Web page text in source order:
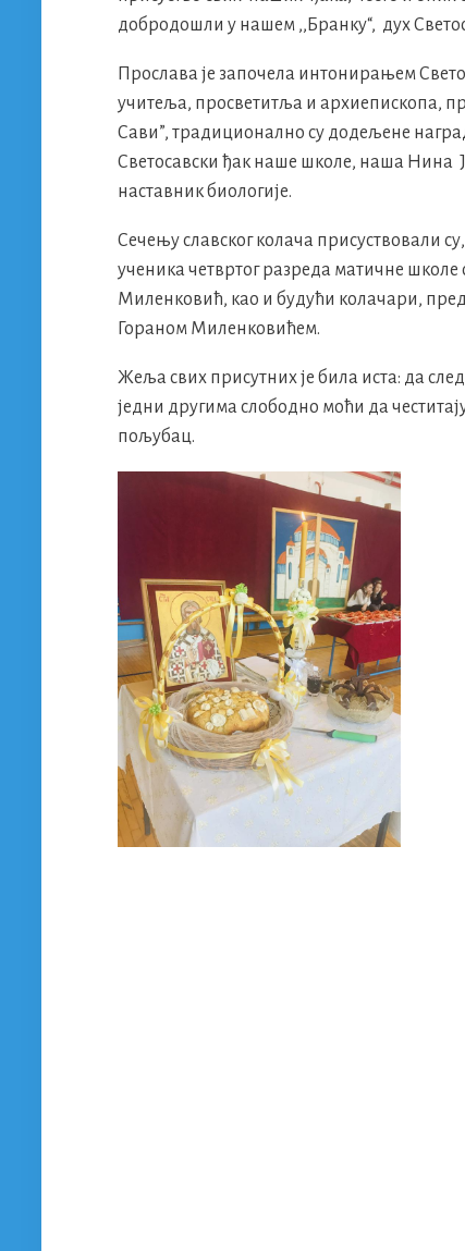
добродошли у нашем ,,Бранку“, дух
Прослава је започела интонирањем
учитеља, просветитља и архиепископа,
Сави”, традиционално су додељене
Светосавски ђак наше школе, наша Нина
наставник биологије.
Сечењу славског колача присуствовали
ученика четвртог разреда матичне
Миленковић, као и будући колачари,
Гораном Миленковићем.
Жеља свих присутних је била иста: да
једни другима слободно моћи да
пољубац.